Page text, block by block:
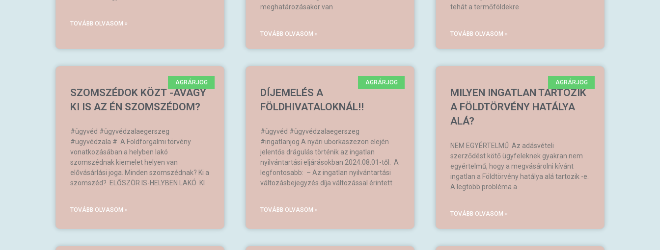
TOVÁBB OLVASOM »
meghatározásakor van
TOVÁBB OLVASOM »
tehát a termőföldekre
TOVÁBB OLVASOM »
AGRÁRJOG
SZOMSZÉDOK KÖZT -AVAGY
KI IS AZ ÉN SZOMSZÉDOM?
#ügyvéd #ügyvédzalaegerszeg
#ügyvédzala # A Földforgalmi törvény
vonatkozásában a helyben lakó
szomszédnak kiemelet helyen van
elővásárlási joga. Minden szomszédnak? Ki a
szomszéd? ELŐSZÖR IS-HELYBEN LAKÓ KI
TOVÁBB OLVASOM »
AGRÁRJOG
DÍJEMELÉS A
FÖLDHIVATALOKNÁL!!
#ügyvéd #ügyvédzalaegerszeg
#ingatlanjog A nyári uborkaszezon elején
jelentős drágulás történik az ingatlan
nyilvántartási eljárásokban 2024.08.01-től. A
legfontosabb: – Az ingatlan nyilvántartási
változásbejegyzés díja változással érintett
TOVÁBB OLVASOM »
AGRÁRJOG
MILYEN INGATLAN TARTOZIK
A FÖLDTÖRVÉNY HATÁLYA
ALÁ?
NEM EGYÉRTELMŰ Az adásvételi
szerződést kötő ügyfeleknek gyakran nem
egyértelmű, hogy a megvásárolni kívánt
ingatlan a Földtörvény hatálya alá tartozik -e.
A legtöbb probléma a
TOVÁBB OLVASOM »